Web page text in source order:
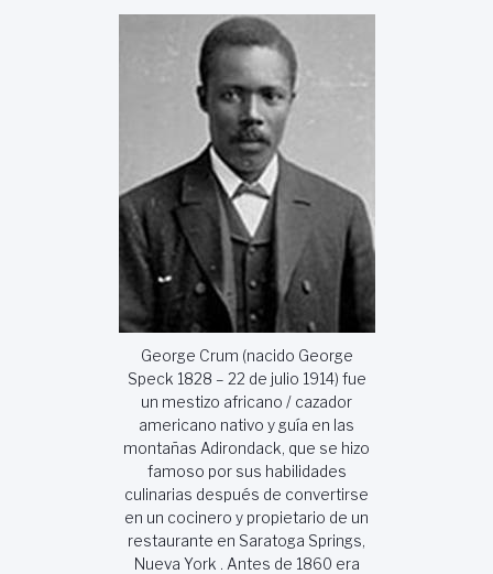
George Crum (nacido George
Speck 1828 – 22 de julio 1914) fue
un mestizo africano / cazador
americano nativo y guía en las
montañas Adirondack, que se hizo
famoso por sus habilidades
culinarias después de convertirse
en un cocinero y propietario de un
restaurante en Saratoga Springs,
Nueva York . Antes de 1860 era